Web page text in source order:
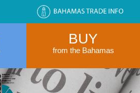
BUY
from the Bahamas